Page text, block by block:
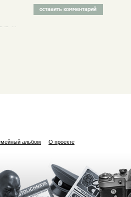
альбом О проекте